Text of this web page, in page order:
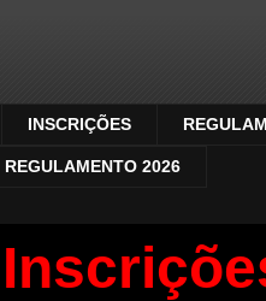
INSCRIÇÕES
REGULAMENTO 2026